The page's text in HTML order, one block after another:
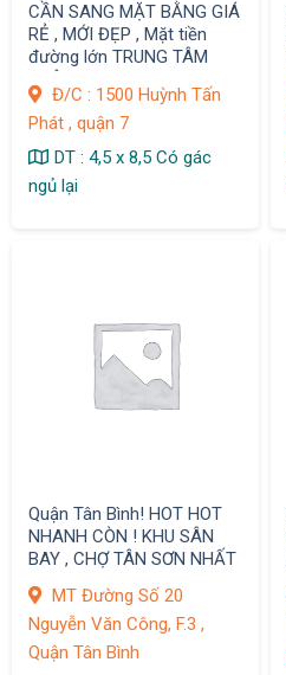
CẦN SANG MẶT BẰNG GIÁ
RẺ , MỚI ĐẸP , Mặt tiền
đường lớn TRUNG TÂM
Đ/C : 1500 Huỳnh Tấn
Phát , quận 7
DT : 4,5 x 8,5 Có gác
ngủ lại
Quận Tân Bình! HOT HOT
NHANH CÒN ! KHU SÂN
BAY , CHỢ TÂN SƠN NHẤT
MT Đường Số 20
Nguyễn Văn Công, F.3 ,
Quận Tân Bình